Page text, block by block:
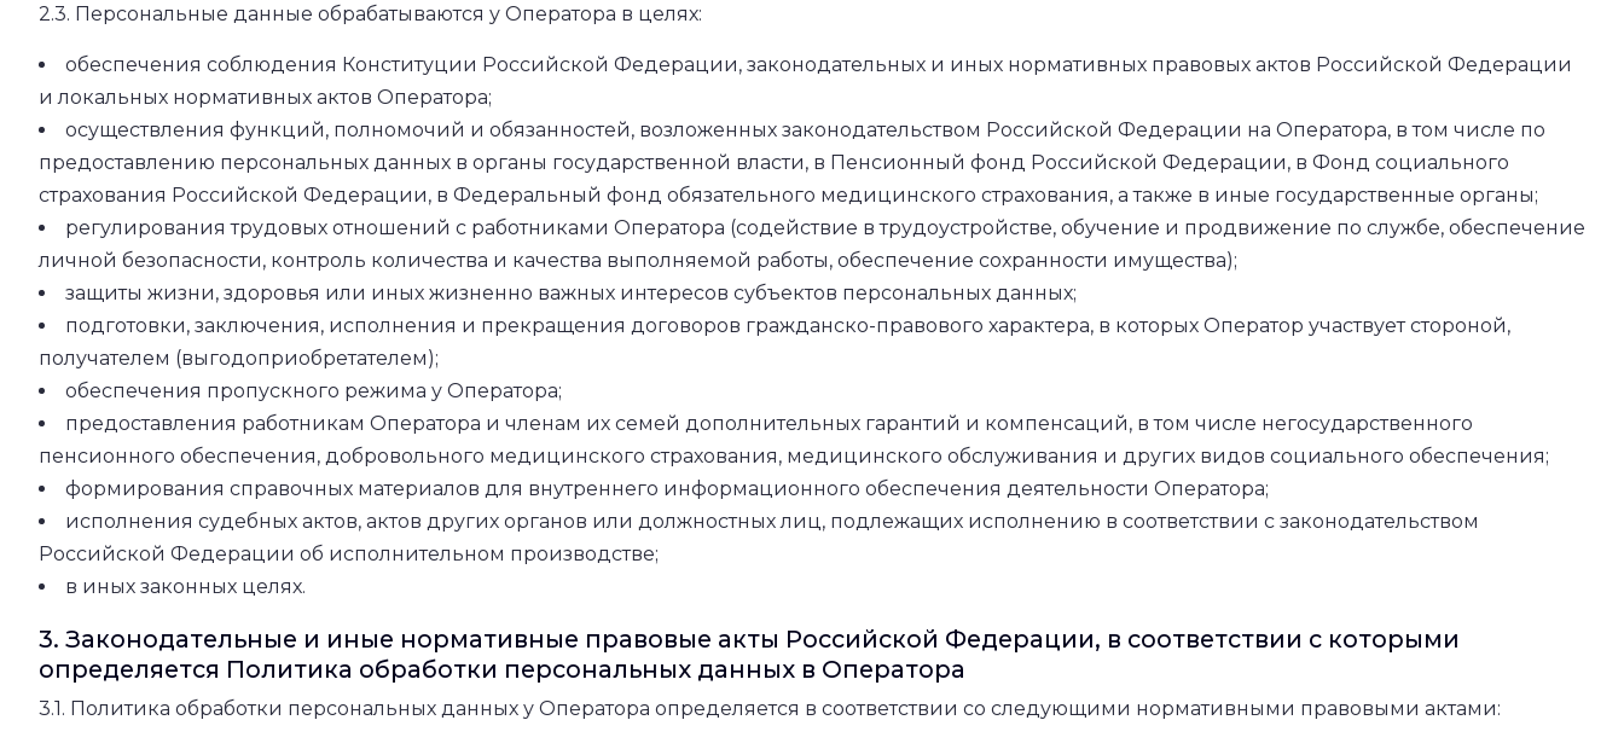
2.3. Персональные данные обрабатываются у Оператора в целях:
обеспечения соблюдения Конституции Российской Федерации, законодательных и иных нормативных правовых актов Российской Федерации
и локальных нормативных актов Оператора;
осуществления функций, полномочий и обязанностей, возложенных законодательством Российской Федерации на Оператора, в том числе по
предоставлению персональных данных в органы государственной власти, в Пенсионный фонд Российской Федерации, в Фонд социального
страхования Российской Федерации, в Федеральный фонд обязательного медицинского страхования, а также в иные государственные органы;
регулирования трудовых отношений с работниками Оператора (содействие в трудоустройстве, обучение и продвижение по службе, обеспечение
личной безопасности, контроль количества и качества выполняемой работы, обеспечение сохранности имущества);
защиты жизни, здоровья или иных жизненно важных интересов субъектов персональных данных;
подготовки, заключения, исполнения и прекращения договоров гражданско-правового характера, в которых Оператор участвует стороной,
получателем (выгодоприобретателем);
обеспечения пропускного режима у Оператора;
предоставления работникам Оператора и членам их семей дополнительных гарантий и компенсаций, в том числе негосударственного
пенсионного обеспечения, добровольного медицинского страхования, медицинского обслуживания и других видов социального обеспечения;
формирования справочных материалов для внутреннего информационного обеспечения деятельности Оператора;
исполнения судебных актов, актов других органов или должностных лиц, подлежащих исполнению в соответствии с законодательством
Российской Федерации об исполнительном производстве;
в иных законных целях.
3. Законодательные и иные нормативные правовые акты Российской Федерации, в соответствии с которыми
определяется Политика обработки персональных данных в Оператора
3.1. Политика обработки персональных данных у Оператора определяется в соответствии со следующими нормативными правовыми актами: